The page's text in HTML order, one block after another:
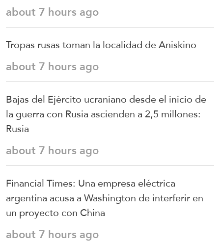
about 7 hours ago
Tropas rusas toman la localidad de Aniskino
about 7 hours ago
Bajas del Ejército ucraniano desde el inicio de
la guerra con Rusia ascienden a 2,5 millones:
Rusia
about 7 hours ago
Financial Times: Una empresa eléctrica
argentina acusa a Washington de interferir en
un proyecto con China
about 7 hours ago